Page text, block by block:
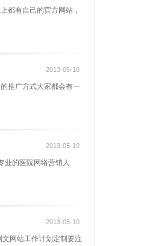
都有自己的官方网站，
2013-05-10
推广方式大家都会有一
2013-05-10
业的医院网络营销人
2013-05-10
网站工作计划定制要注